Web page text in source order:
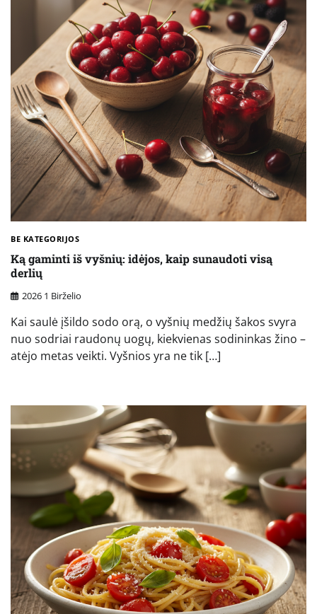
BE KATEGORIJOS
Ką gaminti iš vyšnių: idėjos, kaip sunaudoti visą
derlių
2026 1 Birželio
Kai saulė įšildo sodo orą, o vyšnių medžių šakos svyra
nuo sodriai raudonų uogų, kiekvienas sodininkas žino –
atėjo metas veikti. Vyšnios yra ne tik […]